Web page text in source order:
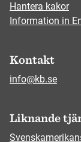
Hantera kakor
Information in
Kontakt
info@kb.se
Liknande